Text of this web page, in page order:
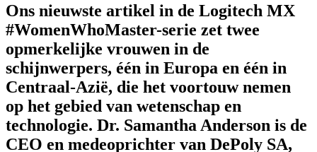
Ons nieuwste artikel in de Logitech MX
#WomenWhoMaster-serie zet twee
opmerkelijke vrouwen in de
schijnwerpers, één in Europa en één in
Centraal-Azië, die het voortouw nemen
op het gebied van wetenschap en
technologie. Dr. Samantha Anderson is de
CEO en medeoprichter van DePoly SA,